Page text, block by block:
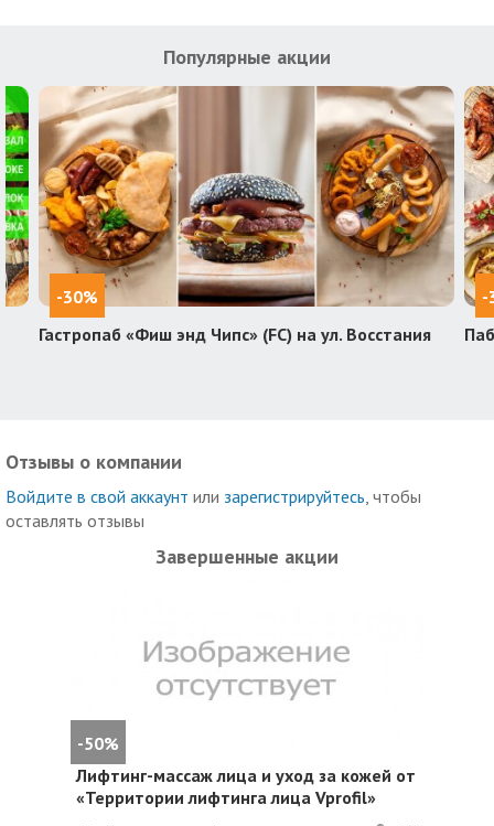
Популярные акции
-30%
Гастропаб «Фиш энд Чипс» (FC) на ул. Восстания
-
Отзывы о компании
Войдите в свой аккаунт или зарегистрируйтесь , чтобы
оставлять отзывы
Завершенные акции
-50%
Лифтинг-массаж лица и уход за кожей от
«Территории лифтинга лица Vprofil»